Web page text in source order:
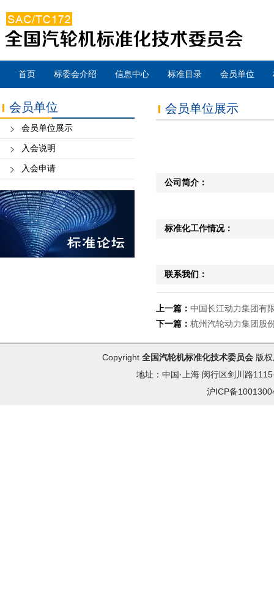
首页 标委会介绍 信息中心 标准目录 会员单位
会员单位
会员单位展示
入会说明
入会申请
会员单位展示
公司简介：
标准化工作情况：
联系我们：
上一篇： 中国长江动力集团有
下一篇： 杭州汽轮动力集团股
Copyright 全国汽轮机标准化技术委员会版
地址：中国·上海 闵行区剑川路
沪ICP备